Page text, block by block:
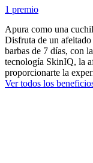
1 premio
Apura como una
Disfruta de un
barbas de 7 días, con
tecnología SkinIQ, la
proporcionarte la
Ver todos los